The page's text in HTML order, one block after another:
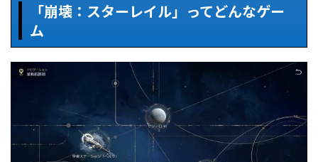
「崩壊：スターレイル」ってどんなゲー
ム